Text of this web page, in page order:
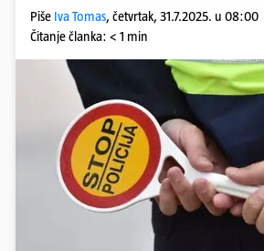
Piše Iva Tomas, četvrtak, 31.7.2025. u 08:00
Čitanje članka: < 1 min